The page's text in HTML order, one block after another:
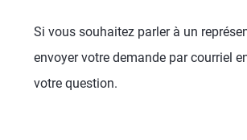
Si vous souhaitez parler à un
envoyer votre demande par courriel
votre question.